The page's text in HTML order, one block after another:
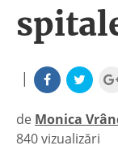
|
de Monica
|
840 vizualizări